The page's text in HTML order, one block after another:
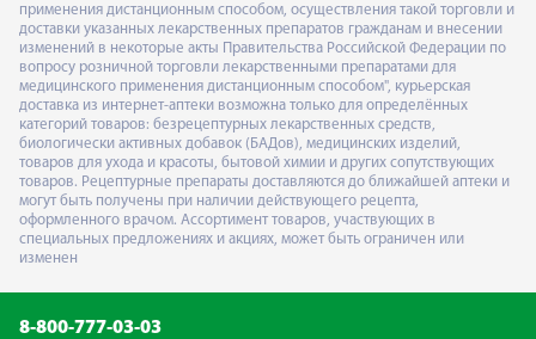
применения дистанционным способом, осуществления такой торговли и
доставки указанных лекарственных препаратов гражданам и внесении
изменений в некоторые акты Правительства Российской Федерации по
вопросу розничной торговли лекарственными препаратами для
медицинского применения дистанционным способом", курьерская
доставка из интернет-аптеки возможна только для определённых
категорий товаров: безрецептурных лекарственных средств,
биологически активных добавок (БАДов), медицинских изделий,
товаров для ухода и красоты, бытовой химии и других сопутствующих
товаров. Рецептурные препараты доставляются до ближайшей аптеки и
могут быть получены при наличии действующего рецепта,
оформленного врачом. Ассортимент товаров, участвующих в
специальных предложениях и акциях, может быть ограничен или
изменен
8-800-777-03-03